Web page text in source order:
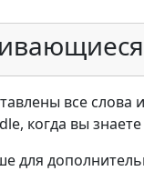
все слова
когда вы
для